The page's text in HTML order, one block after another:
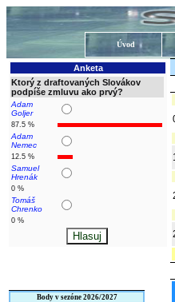
Úvod
Anketa
Ktorý z draftovaných Slovákov
podpíše zmluvu ako prvý?
Adam
Goljer
87.5 %
Adam
Nemec
12.5 %
Samuel
Hrenák
0 %
Tomáš
Chrenko
0 %
Body v sezóne 2026/2027